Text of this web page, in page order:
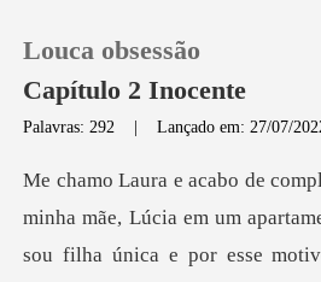
Loja
Louca obsessão
Capítulo 2 Inocente
Palavras: 292 |Lançado em: 27/07/